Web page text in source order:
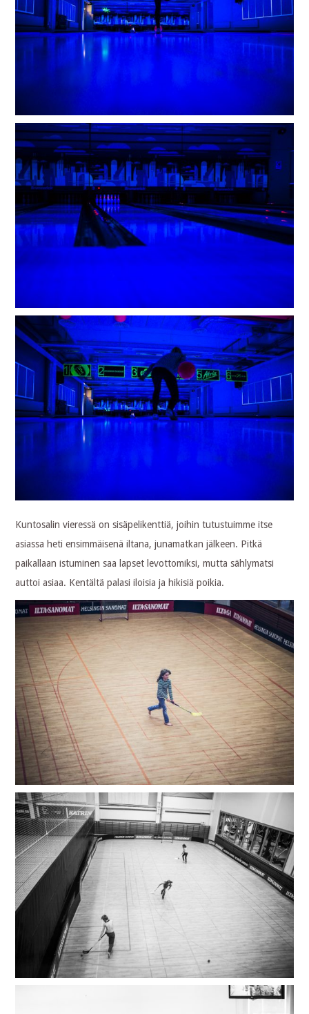
Kuntosalin vieressä on sisäpelikenttiä, joihin tutustuimme itse
asiassa heti ensimmäisenä iltana, junamatkan jälkeen. Pitkä
paikallaan istuminen saa lapset levottomiksi, mutta sählymatsi
auttoi asiaa. Kentältä palasi iloisia ja hikisiä poikia.